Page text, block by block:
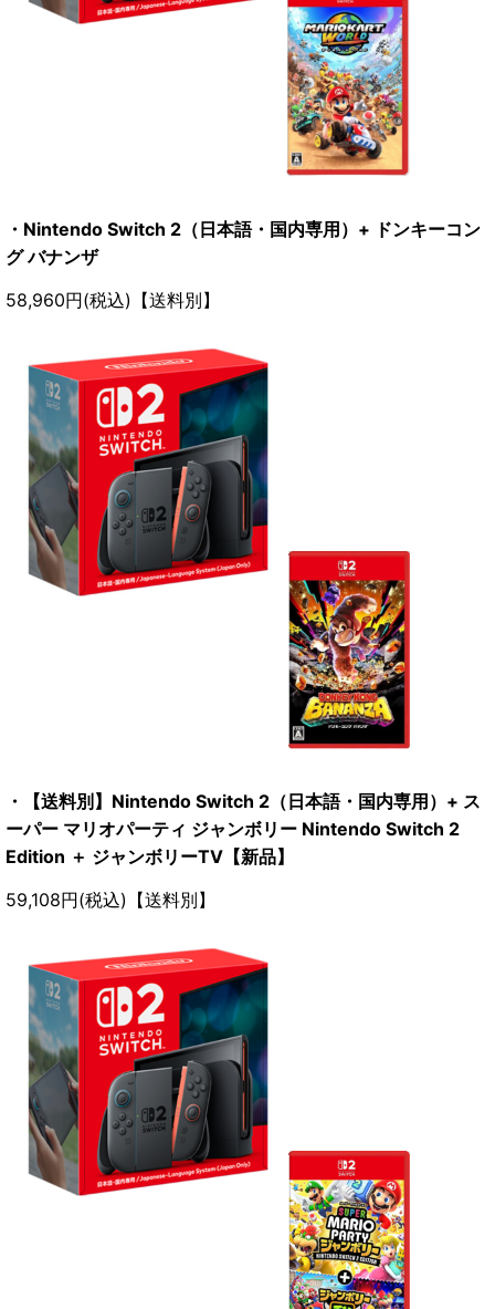
・Nintendo Switch 2（日本語・国内専用）+ ドンキーコン
グ バナンザ
58,960円(税込)【送料別】
・【送料別】Nintendo Switch 2（日本語・国内専用）+ ス
ーパー マリオパーティ ジャンボリー Nintendo Switch 2
Edition ＋ ジャンボリーTV【新品】
59,108円(税込)【送料別】